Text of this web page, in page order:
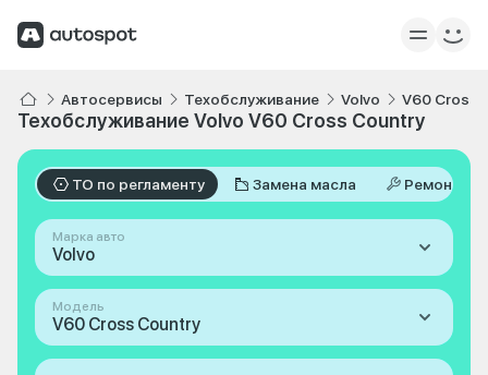
Автосервисы Техобслуживание Volvo V60 Cross
Техобслуживание Volvo V60 Cross Country
ТО по регламенту Замена масла Ремонт
Марка авто
Volvo
Модель
V60 Cross Country